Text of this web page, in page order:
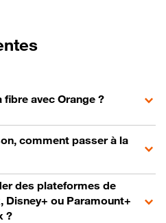
avec Orange ?
comment passer à la
des plateformes de
ou Paramount+
?